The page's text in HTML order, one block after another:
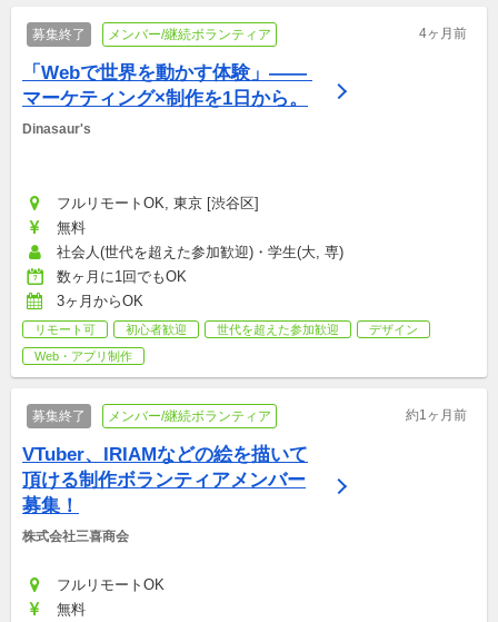
募集終了 メンバー/継続ボランティア 4ヶ月前
「Webで世界を動かす体験」——
マーケティング×制作を1日から。
Dinasaur's
フルリモートOK, 東京 [渋谷区]
無料
社会人(世代を超えた参加歓迎)・学生(大, 専)
数ヶ月に1回でもOK
3ヶ月からOK
リモート可 初心者歓迎 世代を超えた参加歓迎
デザイン
Web・アプリ制作
募集終了 メンバー/継続ボランティア 約1ヶ月前
VTuber、IRIAMなどの絵を描いて
頂ける制作ボランティアメンバー
募集！
株式会社三喜商会
フルリモートOK
無料